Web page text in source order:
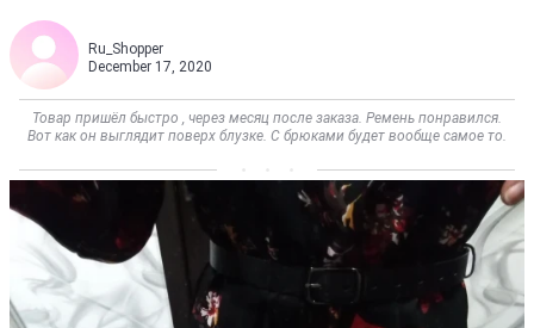
Ru_Shopper
December 17, 2020
Товар пришёл быстро , через месяц после заказа. Ремень понравился.
Вот как он выглядит поверх блузке. С брюками будет вообще самое то.